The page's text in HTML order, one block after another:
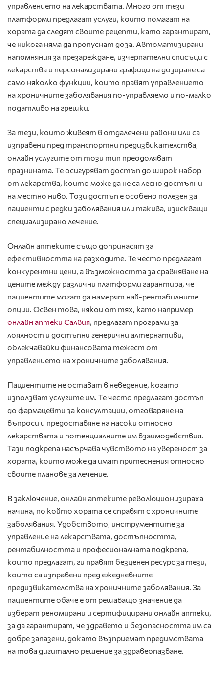
управлението на лекарствата. Много от тези
платформи предлагат услуги, които помагат на
хората да следят своите рецепти, като гарантират,
че никога няма да пропуснат доза. Автоматизирани
напомняния за презареждане, изчерпателни списъци с
лекарства и персонализирани графици на дозиране са
само няколко функции, които правят управлението
на хроничните заболявания по-управляемо и по-малко
податливо на грешки.
За тези, които живеят в отдалечени райони или са
изправени пред транспортни предизвикателства,
онлайн услугите от този тип преодоляват
празнината. Те осигуряват достъп до широк набор
от лекарства, които може да не са лесно достъпни
на местно ниво. Този достъп е особено полезен за
пациенти с редки заболявания или такива, изискващи
специализирано лечение.
Онлайн аптеките също допринасят за
ефективността на разходите. Те често предлагат
конкурентни цени, а възможността за сравняване на
цените между различни платформи гарантира, че
пациентите могат да намерят най-рентабилните
опции. Освен това, някои от тях, като например
онлайн аптеки Салвия, предлагат програми за
лоялност и достъпни генерични алтернативи,
облекчавайки финансовата тежест от
управлението на хроничните заболявания.
Пациентите не остават в неведение, когато
използват услугите им. Те често предлагат достъп
до фармацевти за консултации, отговаряне на
въпроси и предоставяне на насоки относно
лекарствата и потенциалните им взаимодействия.
Тази подкрепа насърчава чувството на увереност за
хората, които може да имат притеснения относно
своите планове за лечение.
В заключение, онлайн аптеките революционизираха
начина, по който хората се справят с хроничните
заболявания. Удобството, инструментите за
управление на лекарствата, достъпността,
рентабилността и професионалната подкрепа,
които предлагат, ги правят безценен ресурс за тези,
които са изправени пред ежедневните
предизвикателства на хроничните заболявания. За
пациентите обаче е от решаващо значение да
изберат реномирани и сертифицирани онлайн аптеки,
за да гарантират, че здравето и безопасността им са
добре запазени, докато възприемат предимствата
на това дигитално решение за здравеопазване.